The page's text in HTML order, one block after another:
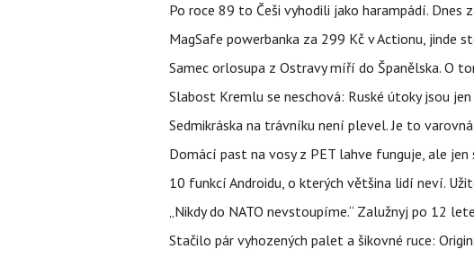
Po roce 89 to Češi vyhodili jako harampádí.
MagSafe powerbanka za 299 Kč v Actionu, jinde
Samec orlosupa z Ostravy míří do Španělska. O
Slabost Kremlu se neschová: Ruské útoky jsou
Sedmikráska na trávníku není plevel. Je to
Domácí past na vosy z PET lahve funguje, ale
10 funkcí Androidu, o kterých většina lidí neví.
„Nikdy do NATO nevstoupíme.“ Zalužnyj po 12
Stačilo pár vyhozených palet a šikovné ruce: